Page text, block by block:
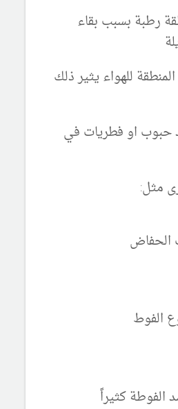
رطبة بسبب بقاء
للهواء يثير ذلك
او فطريات في
مثل:
الحفاض
الفوط
كثيراً